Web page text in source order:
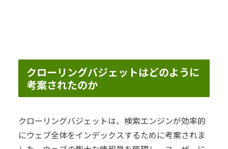
クローリングバジェットはどのように
考案されたのか
クローリングバジェットは、検索エンジンが効率的
にウェブ全体をインデックスするために考案されま